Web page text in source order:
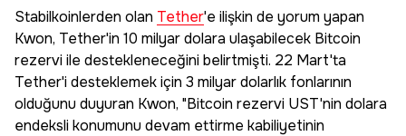
Stabilkoinlerden olan Tether'e ilişkin de yorum yapan
Kwon, Tether'in 10 milyar dolara ulaşabilecek Bitcoin
rezervi ile destekleneceğini belirtmişti. 22 Mart'ta
Tether'i desteklemek için 3 milyar dolarlık fonlarının
olduğunu duyuran Kwon, "Bitcoin rezervi UST'nin dolara
endeksli konumunu devam ettirme kabiliyetinin